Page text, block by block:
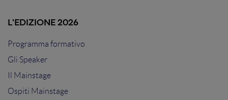
L'EDIZIONE 2026
Programma formativo
Gli Speaker
Il Mainstage
Ospiti Mainstage